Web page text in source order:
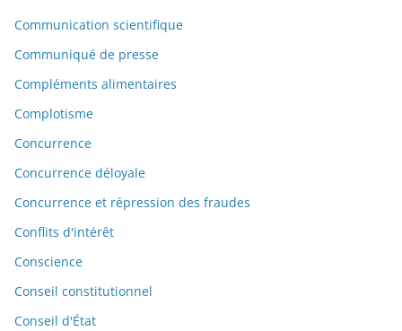
Communication scientifique
Communiqué de presse
Compléments alimentaires
Complotisme
Concurrence
Concurrence déloyale
Concurrence et répression des fraudes
Conflits d'intérêt
Conscience
Conseil constitutionnel
Conseil d'État